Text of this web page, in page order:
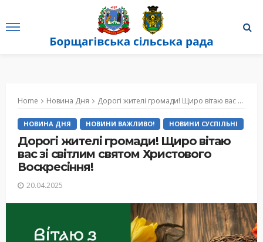
Home Новина Дня Дорогі жителі громади! Щиро вітаю вас зі світлим святом Христового Воскресіння!
НОВИНА ДНЯ НОВИНИ ВАЖЛИВО! НОВИНИ СУСПІЛЬНІ
Дорогі жителі громади! Щиро вітаю
вас зі світлим святом Христового
Воскресіння!
20.04.2025